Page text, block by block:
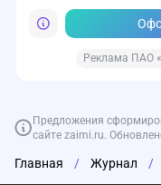
Реклама ПАО
Предложения
сайте zaimi.ru.
Т-Банк
Турбозайм
Газпромбанк
Накопительный счет от
Совкомбанк
ВТБ
Главная / Журнал /